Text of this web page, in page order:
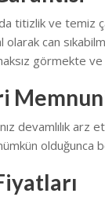
titizlik ve temiz
olarak can
görmekte
devamlılık arz
olduğunca